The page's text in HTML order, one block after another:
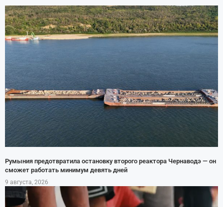
Румыния предотвратила остановку второго реактора Чернаводэ — он
сможет работать минимум девять дней
9 августа, 2026